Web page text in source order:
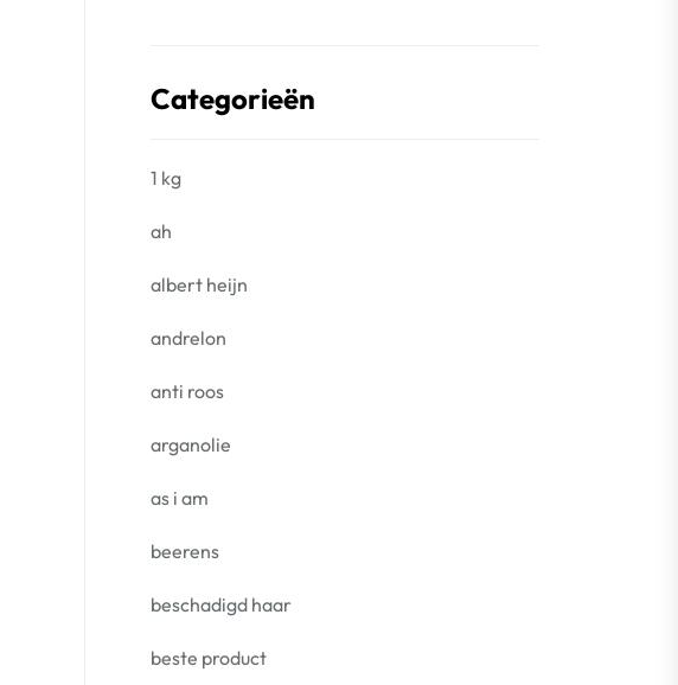
Categorieën
1 kg
ah
albert heijn
andrelon
anti roos
arganolie
as i am
beerens
beschadigd haar
beste product